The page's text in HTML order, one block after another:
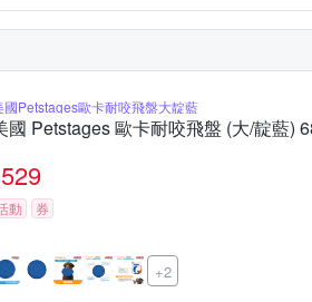
國Petstages歐卡耐咬飛盤大靛藍
國 Petstages 歐卡耐咬飛盤 (大/靛藍)
529
動 券
+2